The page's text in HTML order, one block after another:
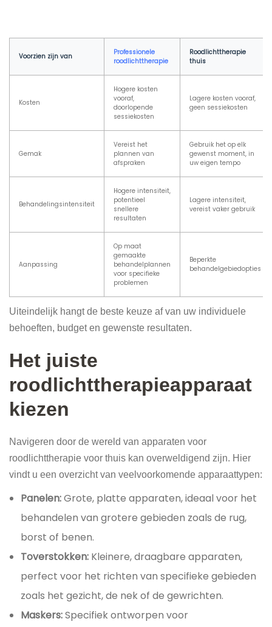
Voorzien zijn van
Professionele
roodlichttherapie
Roodlichttherapie
thuis
Kosten
Hogere kosten
vooraf,
doorlopende
sessiekosten
Lagere kosten vooraf,
geen sessiekosten
Gemak
Vereist het
plannen van
afspraken
Gebruik het op elk
gewenst moment, in
uw eigen tempo
Behandelingsintensiteit
Hogere intensiteit,
potentieel
snellere
resultaten
Lagere intensiteit,
vereist vaker gebruik
Aanpassing
Op maat
gemaakte
behandelplannen
voor specifieke
problemen
Beperkte
behandelgebiedopties
Uiteindelijk hangt de beste keuze af van uw individuele
behoeften, budget en gewenste resultaten.
Het juiste
roodlichttherapieapparaat
kiezen
Navigeren door de wereld van apparaten voor
roodlichttherapie voor thuis kan overweldigend zijn. Hier
vindt u een overzicht van veelvoorkomende apparaattypen:
Panelen:Grote, platte apparaten, ideaal voor het
behandelen van grotere gebieden zoals de rug,
borst of benen.
Toverstokken: Kleinere, draagbare apparaten,
perfect voor het richten van specifieke gebieden
zoals het gezicht, de nek of de gewrichten.
Maskers:Specifiek ontworpen voor